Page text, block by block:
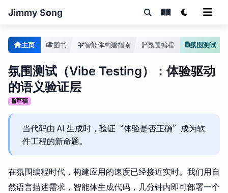
Jimmy Song
主页 图书 智能体构建指南 氛围编程 氛围测试
氛围测试（Vibe Testing）：体验驱动
的语义验证层
草稿
当代码由 AI 生成时，验证“体验是否正确”成为软
件工程的新命题。
在氛围编程时代，构建应用的速度已经接近实时。我们用自
然语言描述需求，智能体生成代码，几分钟内即可部署一个